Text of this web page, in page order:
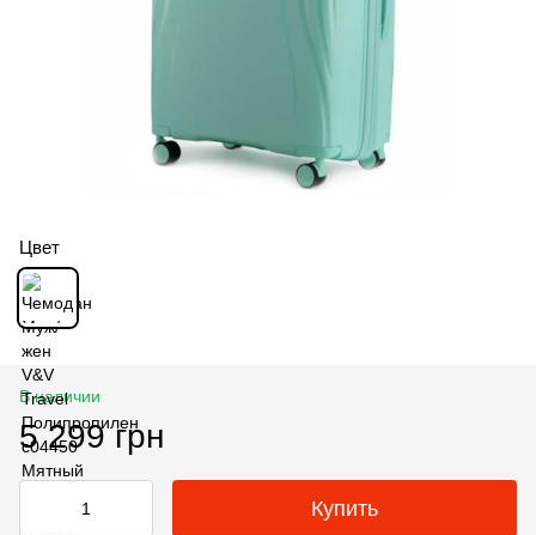
Цвет
В наличии
5 299 грн
Купить